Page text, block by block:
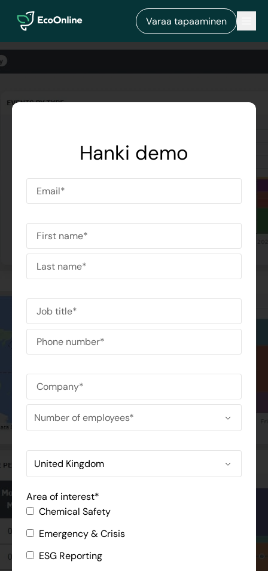
EcoOnline
Varaa tapaaminen
Hanki demo
Area of interest*
Chemical Safety
Emergency & Crisis
ESG Reporting